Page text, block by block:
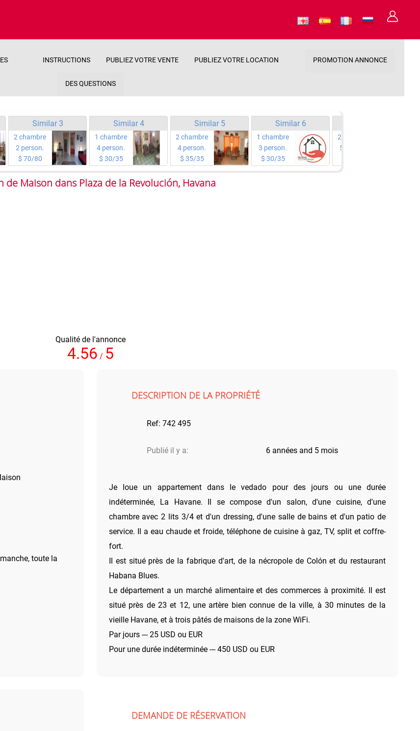
INSTRUCTIONS PUBLIEZ VOTRE VENTE PUBLIEZ VOTRE LOCATION PROMOTION ANNONCE
DES QUESTIONS
Similar 3
2 chambre
2 person.
$ 70/80
Similar 4
1 chambre
4 person.
$ 30/35
Similar 5
2 chambre
4 person.
$ 35/35
Similar 6
1 chambre
3 person.
$ 30/35
2 chambre
5 person.
de Maison dans Plaza de la Revolución, Havana
Qualité de l'annonce
4.56 / 5
toute la
DESCRIPTION DE LA PROPRIÉTÉ
Ref: 742 495
Publié il y a: 6 années and 5 mois
Je loue un appartement dans le vedado pour des jours ou une durée
indéterminée, La Havane. Il se compose d'un salon, d'une cuisine, d'une
chambre avec 2 lits 3/4 et d'un dressing, d'une salle de bains et d'un patio de
service. Il a eau chaude et froide, téléphone de cuisine à gaz, TV, split et coffre-
fort.
Il est situé près de la fabrique d'art, de la nécropole de Colón et du restaurant
Habana Blues.
Le département a un marché alimentaire et des commerces à proximité. Il est
situé près de 23 et 12, une artère bien connue de la ville, à 30 minutes de la
vieille Havane, et à trois pâtés de maisons de la zone WiFi.
Par jours --- 25 USD ou EUR
Pour une durée indéterminée --- 450 USD ou EUR
DEMANDE DE RÉSERVATION